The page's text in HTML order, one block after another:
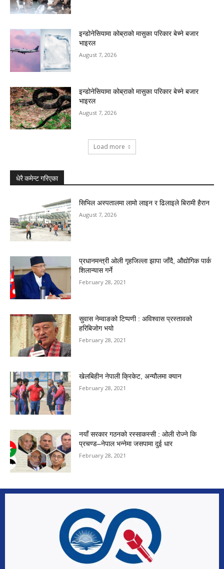
इन्डोनेसियामा कोब्राको मासुका परिकार बेच्ने बजार
भाइरल
August 7, 2026
इन्डोनेसियामा कोब्राको मासुका परिकार बेच्ने बजार
भाइरल
August 7, 2026
Load more
धेरै कमेन्ट गरिएका
सिभिल अस्पतालमा लामो लाइन र ढिलाइले बिरामी हैरान
August 7, 2026
प्रधानमन्त्री ओली गृहजिल्ला झापा जाँदै, औद्योगिक पार्क
शिलान्यास गर्ने
February 28, 2021
सुवास नेम्वाङको टिप्पणी : अविश्वास प्रस्तावको
हरिबिजोग भयो
February 28, 2021
खेलबिहीन नेपाली क्रिकेट, अन्यौलमा क्यान
February 28, 2021
नयाँ सरकार गठनको रस्साकस्सी : ओली रोज्ने कि
प्रचण्ड–नेपाल भन्नेमा जसपामा दुई धार
February 28, 2021